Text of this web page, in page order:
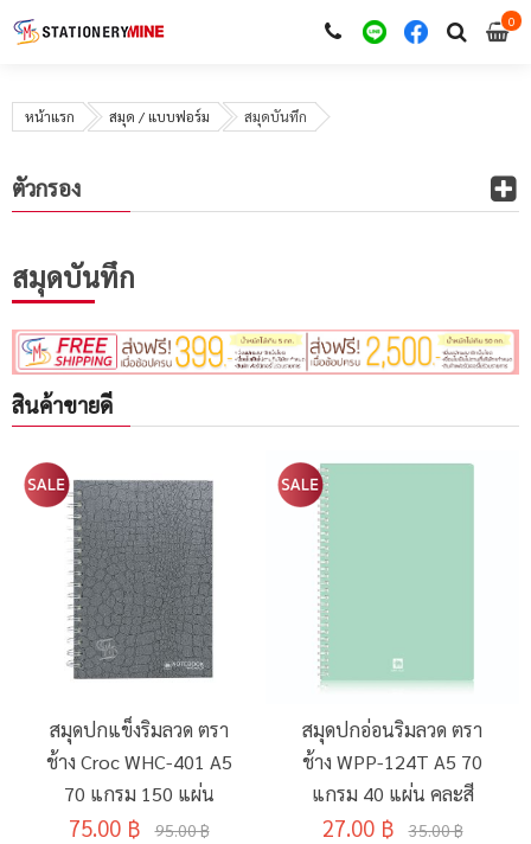
00
หน้าแรก สมุด / แบบฟอร์ม สมุดบันทึก
สมุดบันทึก
สินค้าขายดี
สมุดปกแข็งริมลวด ตรา
ช้าง Croc WHC-401 A5
70 แกรม 150 แผ่น
75.00 ฿ 95.00 ฿
สมุดปกอ่อนริมลวด ตรา
ช้าง WPP-124T A5 70
แกรม 40 แผ่น คละสี
27.00 ฿ 35.00 ฿
ตัวกรอง